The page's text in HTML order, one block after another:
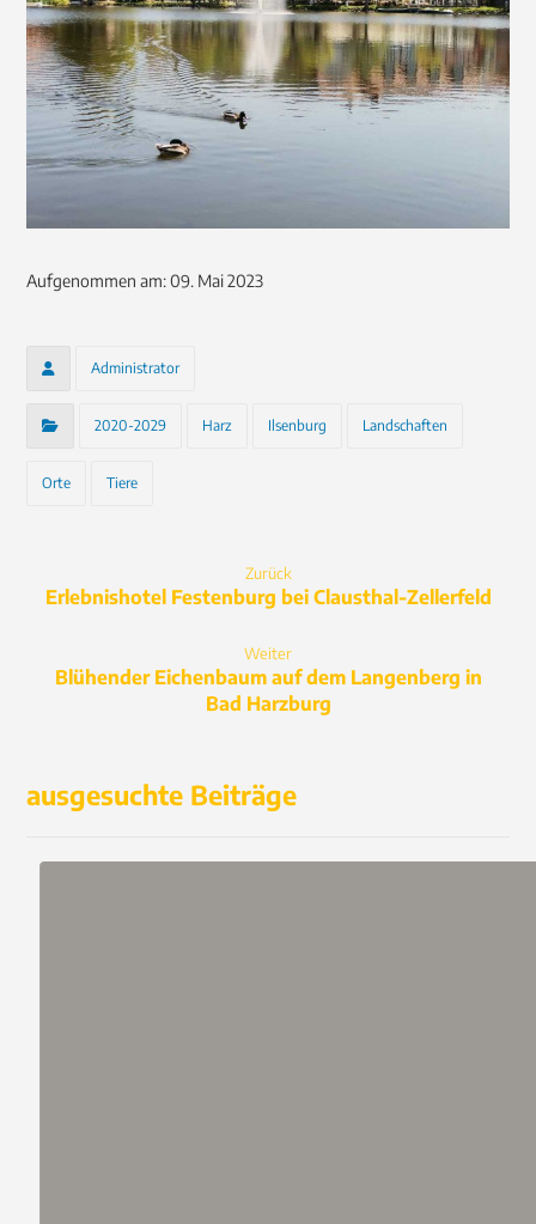
Aufgenommen am: 09. Mai 2023
Administrator
2020-2029 Harz Ilsenburg Landschaften
Orte Tiere
Zurück
Erlebnishotel Festenburg bei Clausthal-Zellerfeld
Weiter
Blühender Eichenbaum auf dem Langenberg in
Bad Harzburg
ausgesuchte Beiträge